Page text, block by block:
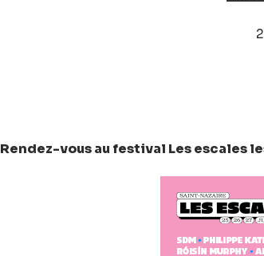
Rendez-vous au festival Les escales